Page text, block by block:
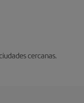
cercanas.